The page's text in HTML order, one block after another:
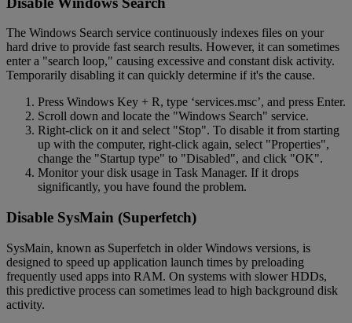
The Windows Search service continuously indexes files on your
hard drive to provide fast search results. However, it can sometimes
enter a "search loop," causing excessive and constant disk activity.
Temporarily disabling it can quickly determine if it's the cause.
Press Windows Key + R, type ‘services.msc’, and press Enter.
Scroll down and locate the "Windows Search" service.
Right-click on it and select "Stop". To disable it from starting
up with the computer, right-click again, select "Properties",
change the "Startup type" to "Disabled", and click "OK".
Monitor your disk usage in Task Manager. If it drops
significantly, you have found the problem.
Disable SysMain (Superfetch)
SysMain, known as Superfetch in older Windows versions, is
designed to speed up application launch times by preloading
frequently used apps into RAM. On systems with slower HDDs,
this predictive process can sometimes lead to high background disk
activity.